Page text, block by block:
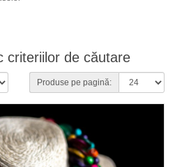
criteriilor de căutare
Produse pe pagină: